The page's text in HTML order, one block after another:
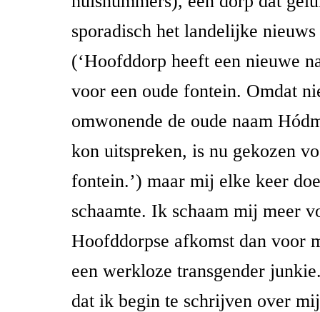
sporadisch het landelijke
(‘Hoofddorp heeft een nieuwe
voor een oude fontein. Omdat
omwonende de oude naam
kon uitspreken, is nu gekozen
fontein.’) maar mij elke keer
schaamte. Ik schaam mij meer
Hoofddorpse afkomst dan voor
een werkloze transgender
dat ik begin te schrijven over